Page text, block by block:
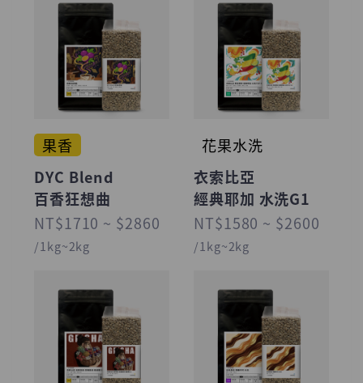
果香
DYC Blend
百香狂想曲
NT$1710 ~ $2860
/1kg~2kg
花果水洗
衣索比亞
經典耶加 水洗G1
NT$1580 ~ $2600
/1kg~2kg